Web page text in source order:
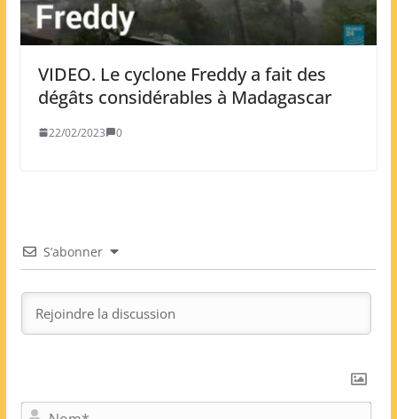
VIDEO. Le cyclone Freddy a fait des
dégâts considérables à Madagascar
22/02/2023 0
S’abonner